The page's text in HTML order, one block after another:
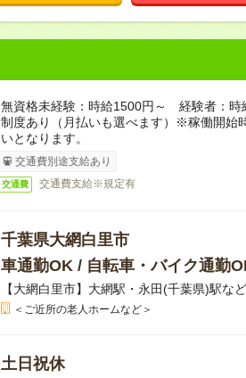
無資格未経験：時給1500円～ 経験者：
制度あり（月払いも選べます）※稼働開始
いとなります。
交通費別途支給あり
交通費 交通費支給※規定有
千葉県大網白里市
車通勤OK / 自転車・バイク通勤
【大網白里市】大網駅・永田(千葉県)駅な
＜ご近所の老人ホームなど＞
土日祝休